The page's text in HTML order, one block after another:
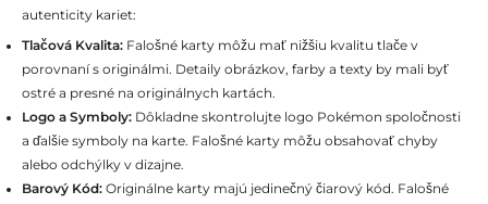
autenticity kariet:
Tlačová Kvalita: Falošné karty môžu mať nižšiu kvalitu tlače v
porovnaní s originálmi. Detaily obrázkov, farby a texty by mali byť
ostré a presné na originálnych kartách.
Logo a Symboly: Dôkladne skontrolujte logo Pokémon spoločnosti
a ďalšie symboly na karte. Falošné karty môžu obsahovať chyby
alebo odchýlky v dizajne.
Barový Kód: Originálne karty majú jedinečný čiarový kód. Falošné